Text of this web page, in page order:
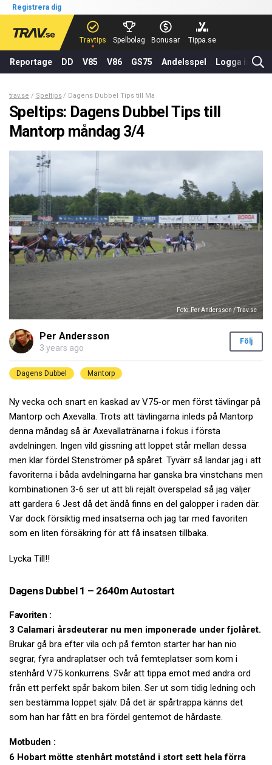
Registrera dig
Travtips Spelbolag Bonusar Tippa.se
Reportage DD V85 V86 GS75 Andelsspel Logga in
trav.se Speltips Dagens Dubbel Tips till Mantorp måndag 3/4
Speltips: Dagens Dubbel Tips till
Mantorp måndag 3/4
Foto: Per Andersson / Trav.se
Per Andersson
3 years ago
Följ
Dagens Dubbel Mantorp
Ny vecka och snart en kaskad av V75-or men först tävlingar på
Mantorp och Axevalla. Trots att tävlingarna inleds på Mantorp
denna måndag så är Axevallatränarna i fokus i första
avdelningen. Ingen vild gissning att loppet står mellan dessa
men klar fördel Stenströmer på spåret. Tyvärr så landar jag i att
favoriterna i båda avdelningarna har ganska bra vinstchans men
kombinationen 3-6 ser ut att bli rejält överspelad så jag väljer
att gardera 6 Jest då det ändå finns en del galopper i raden där.
Var dock försiktig med insatserna och jag tar med favoriten
som en liten försäkring för att få insatsen tillbaka.
Lycka Till!!
Dagens Dubbel 1 – 2640m Autostart
Favoriten :
3 Calamari årsdeuterar nu men imponerade under fjolåret.
Brukar gå bra efter vila och på femton starter har han nio
segrar, fyra andraplatser och två femteplatser som kom i
stenhård V75 konkurrens. Svår att tippa emot med andra ord
från ett perfekt spår bakom bilen. Ser ut som tidig ledning och
sen bestämma loppet själv. Då det är spårtrappa känns det
som han har fått en bra fördel gentemot de hårdaste.
Motbuden :
6 Hobart mötte stenhårt motstånd i stort sett hela förra